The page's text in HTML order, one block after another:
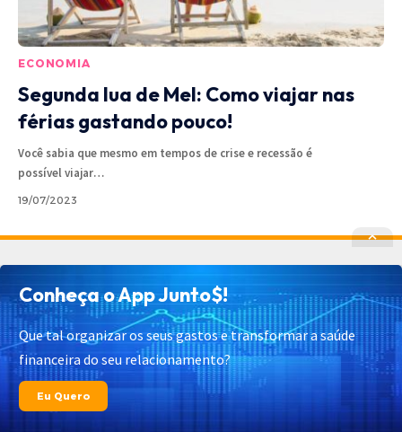
ECONOMIA
Segunda lua de Mel: Como viajar nas
férias gastando pouco!
Você sabia que mesmo em tempos de crise e recessão é
possível viajar…
19/07/2023
Termos de Uso Contato Cadastrar Quem Somos
© 2025 Junto$ App – Todos os Direitos Reservados.
Conheça o App Junto$!
Que tal organizar os seus gastos e transformar a saúde
financeira do seu relacionamento?